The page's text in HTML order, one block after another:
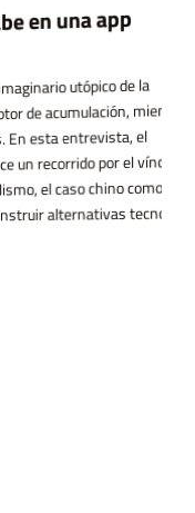
una app
utópico de la
mientras
entrevista, el
por el vínculo
caso chino como espejo
tecnológicas